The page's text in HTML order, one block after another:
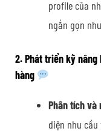
profile của
ngắn gọn
2. Phát triển kỹ
hàng
Phân tích và
diện nhu